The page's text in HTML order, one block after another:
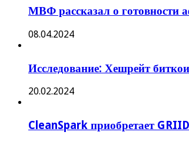
МВФ рассказал о готовности
08.04.2024
Исследование: Хешрейт
20.02.2024
CleanSpark приобретает